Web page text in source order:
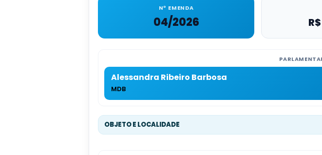
Nº EMENDA
04/2026
Alessandra Ribeiro Barbosa
MDB
OBJETO E LOCALIDADE